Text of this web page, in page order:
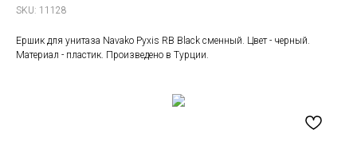
SKU: 11128
Ершик для унитаза Navako Pyxis RB Black сменный. Цвет - черный.
Материал - пластик. Произведено в Турции.